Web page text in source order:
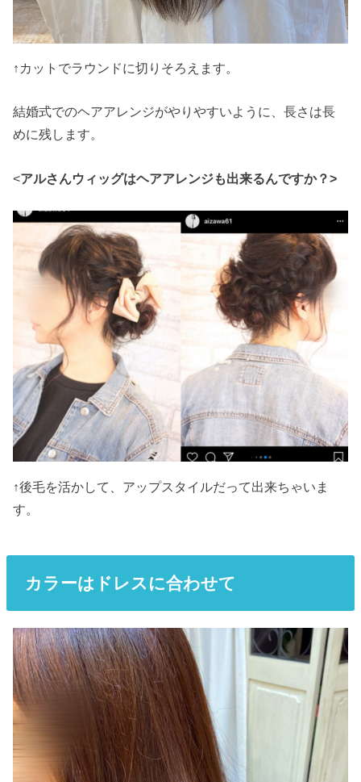
↑カットでラウンドに切りそろえます。
結婚式でのヘアアレンジがやりやすいように、長さは長
めに残します。
<アルさんウィッグはヘアアレンジも出来るんですか？>
↑後毛を活かして、アップスタイルだって出来ちゃいま
す。
カラーはドレスに合わせて